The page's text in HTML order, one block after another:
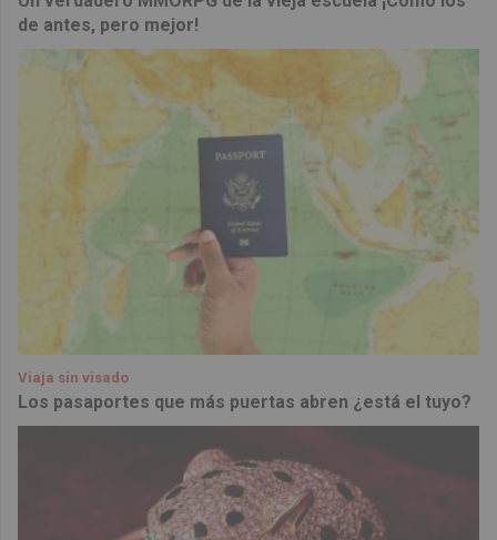
de antes, pero mejor!
Viaja sin visado
Los pasaportes que más puertas abren ¿está el tuyo?